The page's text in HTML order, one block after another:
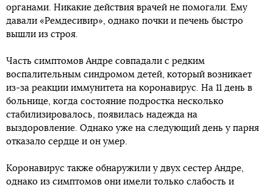
органами. Никакие действия врачей не помогали. Ему
давали «Ремдесивир», однако почки и печень быстро
вышли из строя.
Часть симптомов Андре совпадали с редким
воспалительным синдромом детей, который возникает
из-за реакции иммунитета на коронавирус. На 11 день в
больнице, когда состояние подростка несколько
стабилизировалось, появилась надежда на
выздоровление. Однако уже на следующий день у парня
отказало сердце и он умер.
Коронавирус также обнаружили у двух сестер Андре,
однако из симптомов они имели только слабость и